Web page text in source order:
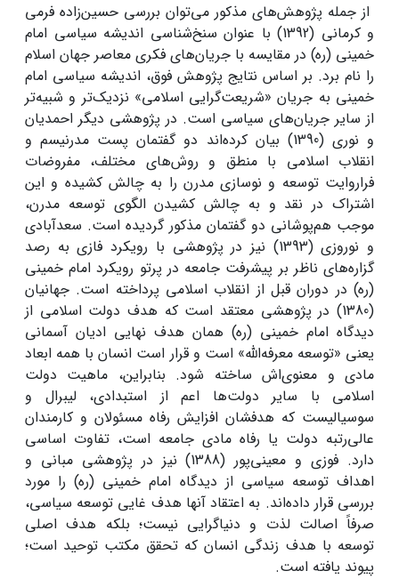
از جمله پژوهش‌های مذکور می‌توان بررسی حسین‌زاده فرمی
و کرمانی (1392) با عنوان سنخ‌شناسی اندیشه سیاسی امام
خمینی (ره) در مقایسه با جریان‌های فکری معاصر جهان اسلام
را نام برد. بر اساس نتایج پژوهش فوق، اندیشه سیاسی امام
خمینی به جریان «شریعت‌گرایی اسلامی» نزدیک‌تر و شبیه‌تر
از سایر جریان‌های سیاسی است. در پژوهشی دیگر احمدیان
و نوری (1390) بیان کرده‌اند دو گفتمان پست مدرنیسم و
انقلاب اسلامی با منطق و روش‌های مختلف، مفروضات
فراروایت توسعه و نوسازی مدرن را به چالش کشیده‌ و این
اشتراک در نقد و به چالش کشیدن الگوی توسعه مدرن،
موجب هم‌پوشانی دو گفتمان مذکور گردیده است. سعدآبادی
و نوروزی (1393) نیز در پژوهشی با رویکرد فازی به رصد
گزاره‌های ناظر بر پیشرفت جامعه در پرتو رویکرد امام خمینی
(ره) در دوران قبل از انقلاب اسلامی پرداخته است. جهانیان
(1380) در پژوهشی معتقد است که هدف دولت اسلامی از
دیدگاه امام خمینی (ره) همان هدف نهایی ادیان آسمانی
یعنی «توسعه معرفه‌الله» است و قرار است انسان با همه ابعاد
مادی و معنوی‌اش ساخته شود. بنابراین، ماهیت دولت
اسلامی با سایر دولت‌ها اعم از استبدادی، لیبرال و
سوسیالیست که هدفشان افزایش رفاه مسئولان و کارمندان
عالی‌رتبه دولت یا رفاه مادی جامعه است، تفاوت اساسی
دارد. فوزی و معینی‌پور (1388) نیز در پژوهشی مبانی و
اهداف توسعه سیاسی از دیدگاه امام خمینی (ره) را مورد
بررسی قرار داده‌اند. به اعتقاد آنها هدف غایی توسعه سیاسی،
صرفاً اصالت لذت و دنیاگرایی نیست؛ بلکه هدف اصلی
توسعه با هدف زندگی انسان که تحقق مکتب توحید است؛
پیوند یافته است.